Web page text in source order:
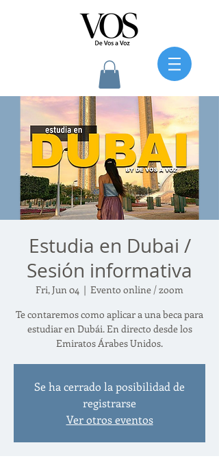
Estudia en Dubai /
Sesión informativa
Fri, Jun 04
  |
Evento online / zoom
Te contaremos como aplicar a una beca para
estudiar en Dubái. En directo desde los
Emiratos Árabes Unidos.
Se ha cerrado la posibilidad de
registrarse
Ver otros eventos